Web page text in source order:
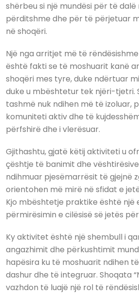
shërbeu si një mundësi për të dalë
përditshme dhe për të përjetuar
në shoqëri.
Një nga arritjet më të
është fakti se të moshuarit kanë
shoqëri mes tyre, duke ndërtuar
duke u mbështetur tek njëri-tjetri.
tashmë nuk ndihen më të izoluar,
komuniteti aktiv dhe të
përfshirë dhe i vlerësuar.
Gjithashtu, gjatë këtij aktiviteti u
çështje të banimit dhe
ndihmuar pjesëmarrësit të gjejnë
orientohen më mirë në sfidat e
Kjo mbështetje praktike është një
përmirësimin e cilësisë së jetës
Ky aktivitet është një shembull i
angazhimit dhe përkushtimit
hapësira ku të moshuarit ndihen
dashur dhe të integruar. Shoqata
vazhdon të luajë një rol të